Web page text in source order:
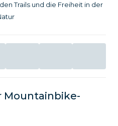
Trails und die Freiheit in der
Mountainbike-